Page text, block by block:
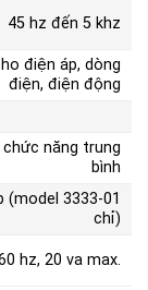
45 hz đến 5 khz
điện áp, dòng
điện, điện động
năng trung
bình
(model 3333-01
chỉ)
hz, 20 va max.